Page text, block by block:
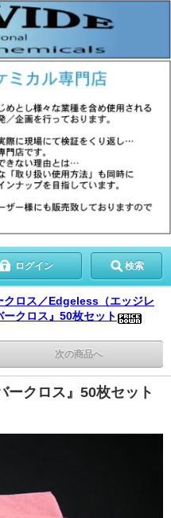
ログイン 検索
クロス／Edgeless（エッジレ
ークロス』50枚セット
次の商品へ
ークロス』50枚セット